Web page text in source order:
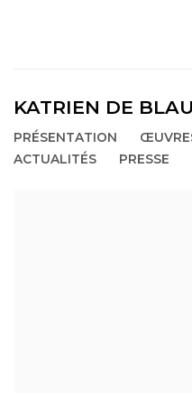
KATRIEN DE
PRÉSENTATION
ACTUALITÉS
PRESSE